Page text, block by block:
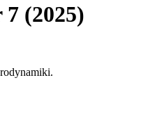
(2025)